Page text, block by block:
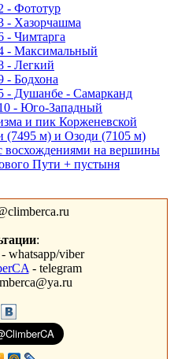
- Фототур
- Хазорчашма
- Чимтарга
- Максимальный
- Легкий
Бодхона
- Душанбе - Самарканд
- Юго-Западный
и пик Корженевской
(7495 м) и Озоди (7105 м)
восхождениями на вершины
Пути + пустыня
:
whatsapp/viber
- telegram